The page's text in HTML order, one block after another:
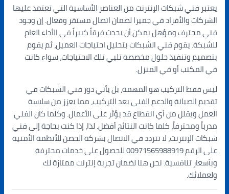
يعتبر فني شبكات الإنترنت من العناصر الأساسية التي تعتمد عليها
الشركات والأفراد في جميرا لضمان اتصال مستقر وفعال. إن وجود
فني محترف ومؤهل يمكن أن يحدث فرقاً كبيراً في الأداء العام
للشبكة. يقوم فني الشبكات بتحليل احتياجات العميل، ثم يقوم
بتصميم وتنفيذ حلول مخصصة تلبي تلك الاحتياجات، سواء كانت
في المكتب أو في المنزل.
ليس فقط التركيب هو المهمة، بل يأتي دور فني الشبكات في
تقديم الصيانة والدعم الفني بعد التركيب، مما يعزز من سلاسة
العمل ويقلل من أي انقطاع قد يؤثر على الأعمال. وكلما كان الفني
مدرباً ومحترفاً، كلما كانت النتائج أفضل. لذا، إذا كنت بحاجة إلى فني
شبكات الإنترنت، لا تتردد في الاتصال بشركة الحصن للأنظمة الأمنية
على الرقم 00971565988919 للحصول على خدمات محترفة
وبأسعار تنافسية. نحن هنا لضمان تجربة إنترنت ممتازة لك
ولعملائك.